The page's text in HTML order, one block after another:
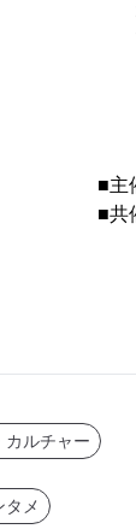
株
●
■主
■共
東
社
東
カルチャー
タメ